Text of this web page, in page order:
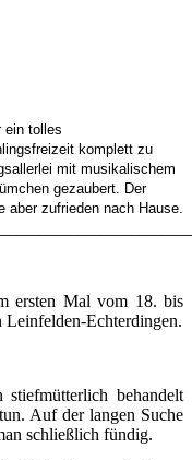
ein tolles
komplett zu
mit musikalischem
gezaubert. Der
aber zufrieden nach Hause.
ersten Mal vom 18. bis
Leinfelden-Echterdingen.
behandelt
Auf der langen Suche
schließlich fündig.